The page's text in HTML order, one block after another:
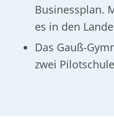
Businessplan.
es in den
Das Gauß-
zwei